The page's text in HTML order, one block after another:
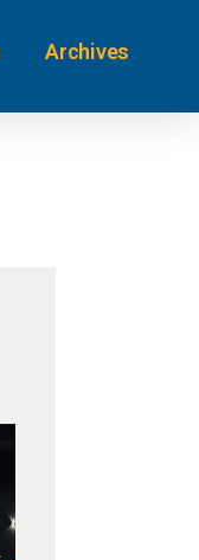
Archives